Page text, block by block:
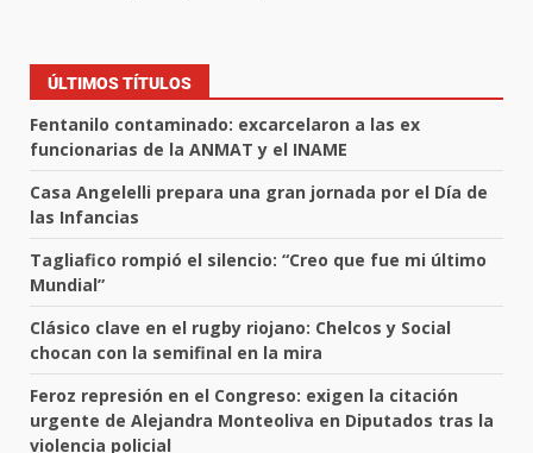
ÚLTIMOS TÍTULOS
Fentanilo contaminado: excarcelaron a las ex
funcionarias de la ANMAT y el INAME
Casa Angelelli prepara una gran jornada por el Día de
las Infancias
Tagliafico rompió el silencio: “Creo que fue mi último
Mundial”
Clásico clave en el rugby riojano: Chelcos y Social
chocan con la semifinal en la mira
Feroz represión en el Congreso: exigen la citación
urgente de Alejandra Monteoliva en Diputados tras la
violencia policial